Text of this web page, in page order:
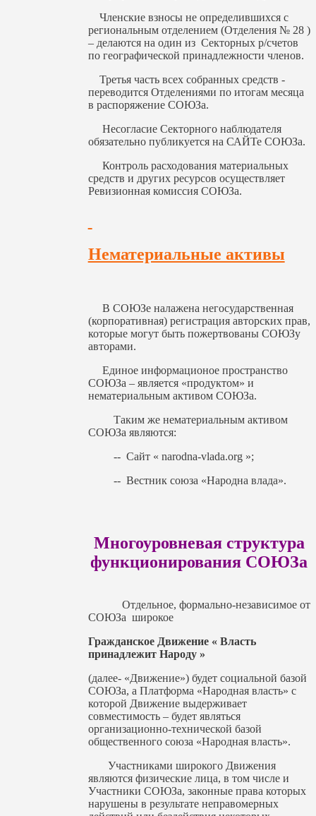
Членские взносы не определившихся с
региональным отделением (Отделения № 28 )
– делаются на один из Секторных р/счетов
по географической принадлежности членов.
Третья часть всех собранных средств -
переводится Отделениями по итогам месяца
в распоряжение СОЮЗа.
Несогласие Секторного наблюдателя
обязательно публикуется на САЙТе СОЮЗа.
Контроль расходования материальных
средств и других ресурсов осуществляет
Ревизионная комиссия СОЮЗа.
Нематериальные активы
В СОЮЗе налажена негосударственная
(корпоративная) регистрация авторских прав,
которые могут быть пожертвованы СОЮЗу
авторами.
Единое информационое пространство
СОЮЗа – является «продуктом» и
нематериальным активом СОЮЗа.
Таким же нематериальным активом
СОЮЗа являются:
-- Сайт « narodna-vlada.org »;
-- Вестник союза «Народна влада».
Многоуровневая структура
функционирования СОЮЗа
Отдельное, формально-независимое от
СОЮЗа широкое
Гражданское Движение « Власть
принадлежит Народу »
(далее- «Движение») будет социальной базой
СОЮЗа, а Платформа «Народная власть» с
которой Движение выдерживает
совместимость – будет являться
организационно-технической базой
общественного союза «Народная власть».
Участниками широкого Движения
являются физические лица, в том числе и
Участники СОЮЗа, законные права которых
нарушены в результате неправомерных